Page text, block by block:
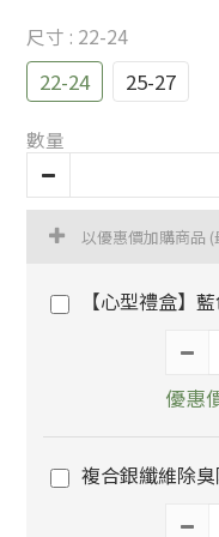
尺寸 : 22-24
22-24 25-27
數量
以優惠價加購商品 (
【心型禮盒】
優惠
複合銀纖維除